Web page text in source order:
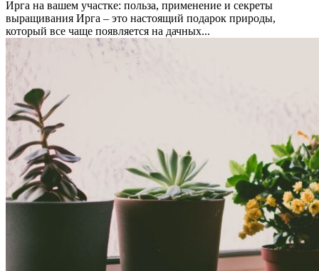
Ирга на вашем участке: польза, применение и секреты
выращивания Ирга – это настоящий подарок природы,
который все чаще появляется на дачных...